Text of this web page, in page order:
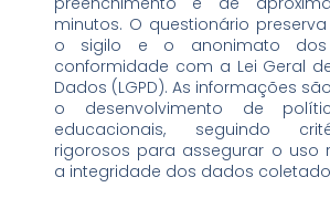
minutos. O questionário
o sigilo e o anonimato
conformidade com a Lei Geral
Dados (LGPD). As informações
o desenvolvimento de
educacionais, seguindo
rigorosos para assegurar o uso
a integridade dos dados